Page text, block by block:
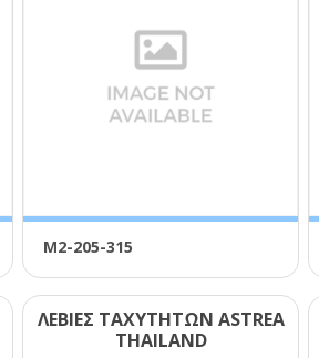
Μ2-205-315
ΛΕΒΙΕΣ ΤΑΧΥΤΗΤΩΝ ΑSΤRΕΑ
ΤΗΑΙLΑΝD